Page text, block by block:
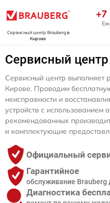
Сервисный центр Braubergв
Кирове
+7
Сервисный центр
Сервисный центр выполняет
Кирове. Проводим
неисправности и
устройств с использованием
рекомендованных
и комплектующие
Официальный
Гарантийное
обслуживание Brauberg
Диагностика